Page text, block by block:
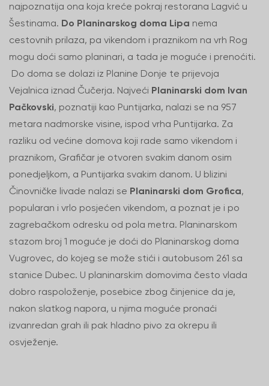
najpoznatija ona koja kreće pokraj restorana Lagvić u
Šestinama. Do Planinarskog doma Lipa nema
cestovnih prilaza, pa vikendom i praznikom na vrh Rog
mogu doći samo planinari, a tada je moguće i prenoćiti.
Do doma se dolazi iz Planine Donje te prijevoja
Vejalnica iznad Čučerja. Najveći Planinarski dom Ivan
Pačkovski, poznatiji kao Puntijarka, nalazi se na 957
metara nadmorske visine, ispod vrha Puntijarka. Za
razliku od većine domova koji rade samo vikendom i
praznikom, Grafičar je otvoren svakim danom osim
ponedjeljkom, a Puntijarka svakim danom. U blizini
Činovničke livade nalazi se Planinarski dom Grofica,
popularan i vrlo posjećen vikendom, a poznat je i po
zagrebačkom odresku od pola metra. Planinarskom
stazom broj 1 moguće je doći do Planinarskog doma
Vugrovec, do kojeg se može stići i autobusom 261 sa
stanice Dubec. U planinarskim domovima često vlada
dobro raspoloženje, posebice zbog činjenice da je,
nakon slatkog napora, u njima moguće pronaći
izvanredan grah ili pak hladno pivo za okrepu ili
osvježenje.